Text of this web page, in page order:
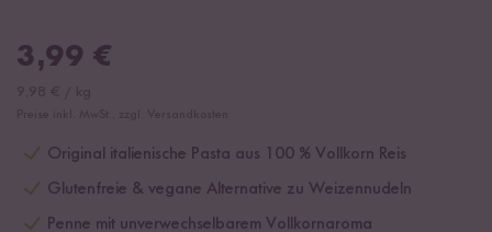
3,99 €
Original italienische Pasta aus 100 % Vollkorn Reis
Glutenfreie & vegane Alternative zu Weizennudeln
Penne mit unverwechselbarem Vollkornaroma